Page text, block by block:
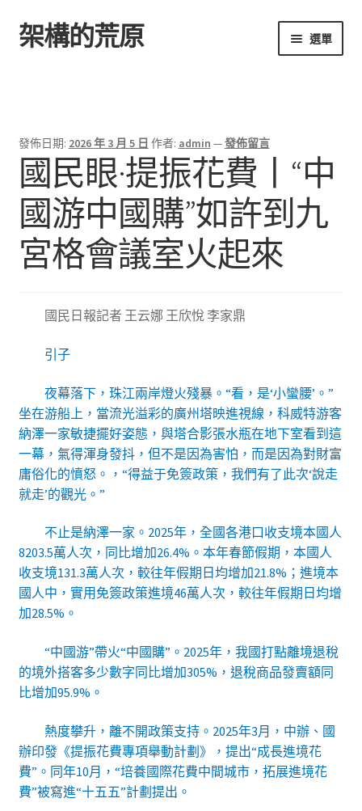
跳
至
跳
至
架構的荒原 選單
發佈日期: 2026 年 3 月 5 日 作者: admin —發佈留言
國民眼·提振花費丨“中
國游中國購”如許到九
宮格會議室火起來
國民日報記者 王云娜 王欣悅 李家鼎
引子
夜幕落下，珠江兩岸燈火殘暴。“看，是‘小蠻腰’。”
坐在游船上，當流光溢彩的廣州塔映進視線，科威特游客
納澤一家敏捷擺好姿態，與塔合影張水瓶在地下室看到這
一幕，氣得渾身發抖，但不是因為害怕，而是因為對財富
庸俗化的憤怒。，“得益于免簽政策，我們有了此次‘說走
就走’的觀光。”
不止是納澤一家。2025年，全國各港口收支境本國人
8203.5萬人次，同比增加26.4%。本年春節假期，本國人
收支境131.3萬人次，較往年假期日均增加21.8%；進境本
國人中，實用免簽政策進境46萬人次，較往年假期日均增
加28.5%。
“中國游”帶火“中國購”。2025年，我國打點離境退稅
的境外搭客多少數字同比增加305%，退稅商品發賣額同
比增加95.9%。
熱度攀升，離不開政策支持。2025年3月，中辦、國
辦印發《提振花費專項舉動計劃》，提出“成長進境花
費”。同年10月，“培養國際花費中間城市，拓展進境花
費”被寫進“十五五”計劃提出。